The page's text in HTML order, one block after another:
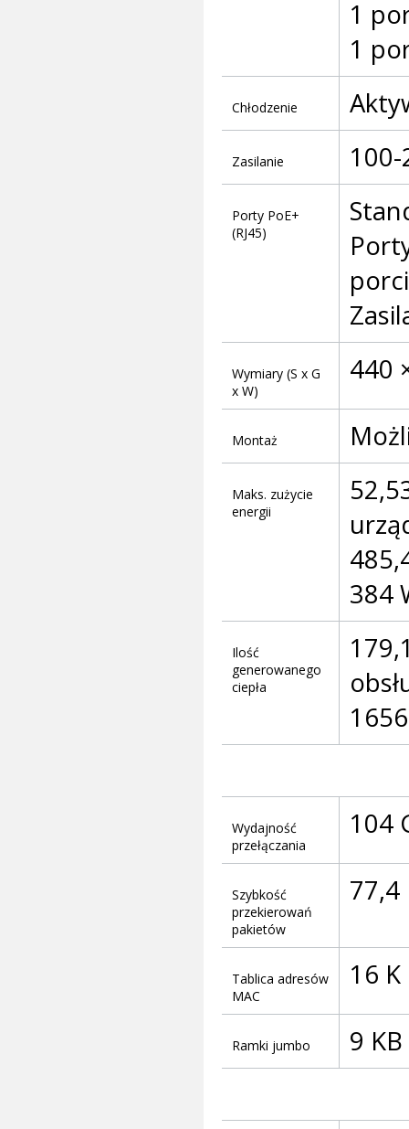
1
1
Chłodzenie
Zasilanie 100-
Porty PoE+
(RJ45)
Wymiary (S x G
x W)
440
Montaż
Maks. zużycie
energii
384
Ilość
generowanego
ciepła
Wydajność
przełączania
104
Szybkość
przekierowań
pakietów
77,4
Tablica adresów
MAC
16 K
Ramki jumbo 9 KB